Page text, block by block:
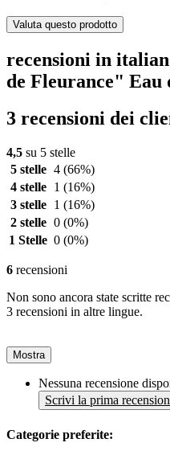
Valuta questo prodotto
recensioni in
de Fleurance" Eau
3 recensioni dei
4,5 su 5 stelle
5 stelle 4 (66%)
4 stelle
1 (16%)
3 stelle
1 (16%)
2 stelle 0 (0%)
1 Stelle 0 (0%)
6 recensioni
Non sono ancora state scritte
3 recensioni in altre lingue.
Mostra
Nessuna recensione
Scrivi la prima
Categorie preferite: